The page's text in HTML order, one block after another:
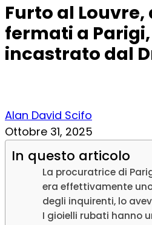
Furto al Louvre,
fermati a
incastrato dal
Alan David Scifo
Ottobre 31, 2025
In questo articolo
La procuratrice di
era effettivamente
degli inquirenti, lo
I gioielli rubati hanno